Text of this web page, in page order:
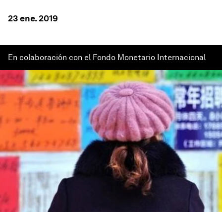
23 ene. 2019
En colaboración con el Fondo Monetario Internacional